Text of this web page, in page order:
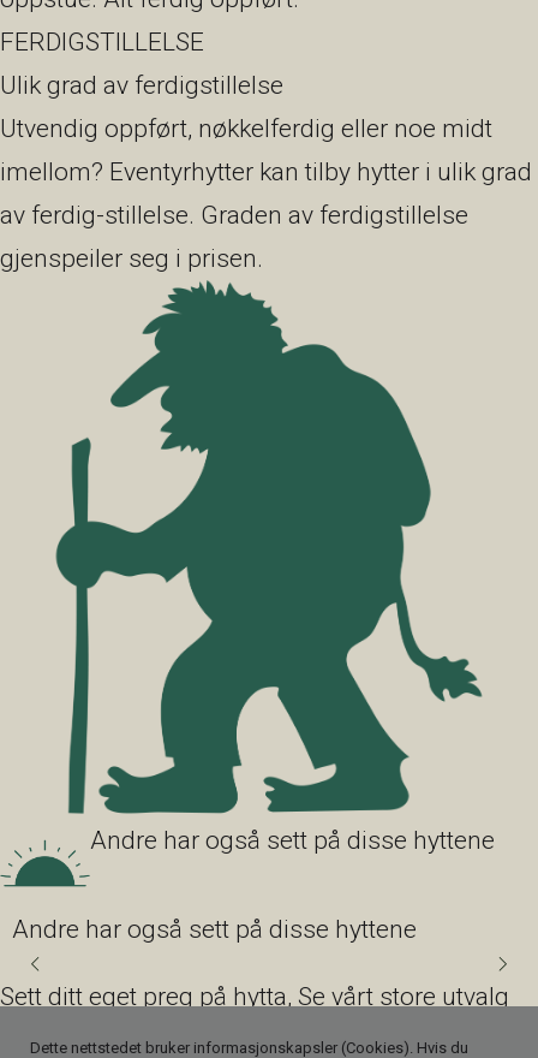
FERDIGSTILLELSE
Ulik grad av ferdigstillelse
Utvendig oppført, nøkkelferdig eller noe midt
imellom? Eventyrhytter kan tilby hytter i ulik grad
av ferdig-stillelse. Graden av ferdigstillelse
gjenspeiler seg i prisen.
Andre har også sett på disse hyttene
Andre har også sett på disse hyttene
Sett ditt eget preg på hytta, Se vårt store utvalg
av interiørpakker og eksteriørpakker.
Dette nettstedet bruker informasjonskapsler (Cookies). Hvis du